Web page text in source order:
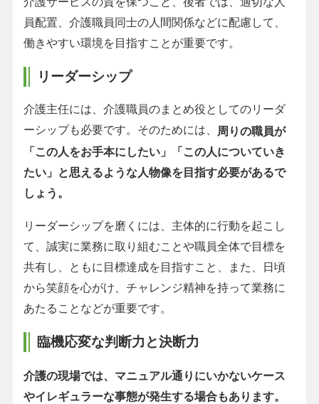
員配置、介護職員同士の人間関係などに配慮して、
働きやすい環境を目指すことが重要です。
リーダーシップ
介護主任には、介護職員のまとめ役としてのリーダ
ーシップも必要です。そのためには、
周りの職員が
「この人をお手本にしたい」「この人についていき
たい」と思えるような人物像を目指す必要があるで
しょう。
リーダーシップを磨くには、主体的に行動を起こし
て、誠実に業務に取り組むことや職員全体で目標を
共有し、ともに目標達成を目指すこと、また、日頃
から笑顔を心がけ、チャレンジ精神を持って業務に
あたることなどが重要です。
臨機応変な判断力と決断力
介護の現場では、マニュアル通りにいかないケース
やイレギュラーな事態が発生する場合もあります。